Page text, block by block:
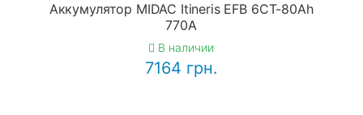
Аккумулятор MIDAC Itineris EFB 6CT-80Ah
770A
В наличии
7164 грн.